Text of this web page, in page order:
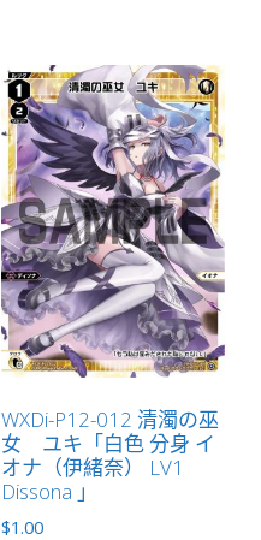
WXDi-P12-012 清濁の巫
女 ユキ「白色 分身 イ
オナ（伊緒奈） LV1
Dissona 」
$1.00